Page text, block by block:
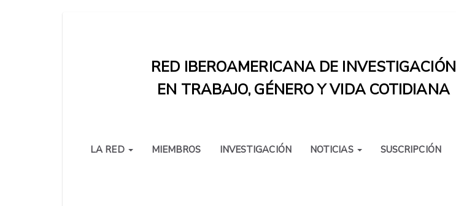
RED IBEROAMERICANA DE INVESTIGACIÓN
EN TRABAJO, GÉNERO Y VIDA COTIDIANA
LA RED MIEMBROS INVESTIGACIÓN NOTICIAS SUSCRIPCIÓN